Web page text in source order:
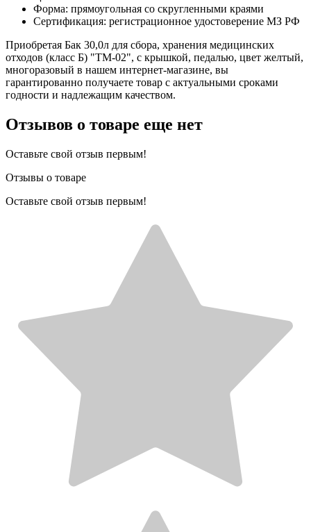
Форма: прямоугольная со скругленными краями
Сертификация: регистрационное удостоверение МЗ РФ
Приобретая Бак 30,0л для сбора, хранения медицинских
отходов (класс Б) "ТМ-02", с крышкой, педалью, цвет желтый,
многоразовый в нашем интернет-магазине, вы
гарантированно получаете товар с актуальными сроками
годности и надлежащим качеством.
Отзывов о товаре еще нет
Оставьте свой отзыв первым!
Отзывы о товаре
Оставьте свой отзыв первым!